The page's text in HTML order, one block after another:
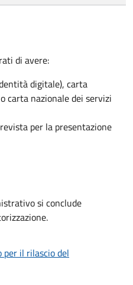
di avere:
digitale), carta
carta nazionale dei servizi
per la presentazione
si conclude
per il rilascio del